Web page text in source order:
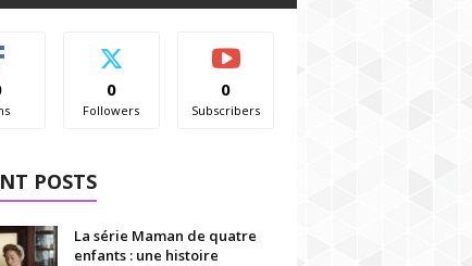
0
Followers
0
Subscribers
POSTS
La série Maman de quatre
enfants : une histoire